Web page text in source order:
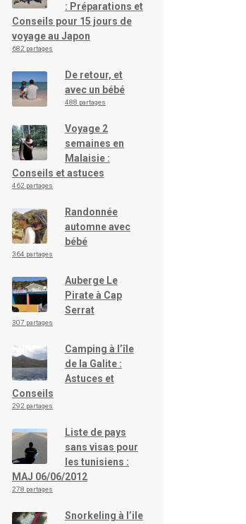
: Préparations et
Conseils pour 15 jours de
voyage au Japon
682 partages
De retour, et
avec un bébé
488 partages
Voyage 2
semaines en
Malaisie :
Conseils et astuces
462 partages
Randonnée
automne avec
bébé
364 partages
Auberge Le
Pirate à Cap
Serrat
307 partages
Camping à l’île
de la Galite :
Astuces et
Conseils
292 partages
Liste de pays
sans visas pour
les tunisiens :
MAJ 06/06/2012
278 partages
Snorkeling à l’ile